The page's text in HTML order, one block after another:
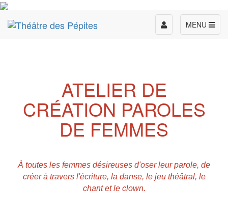
MENU
Toggle
navigation
ATELIER DE
CRÉATION PAROLES
DE FEMMES
À toutes les femmes désireuses d'oser leur parole, de
créer à travers l'écriture, la danse, le jeu théâtral, le
chant et le clown.